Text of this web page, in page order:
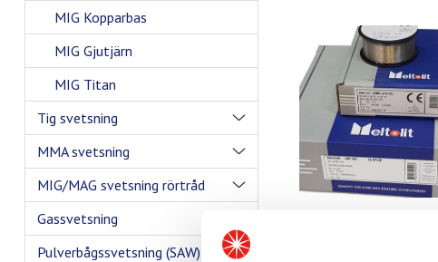
MIG Kopparbas
MIG Gjutjärn
MIG Titan
Tig svetsning
MMA svetsning
MIG/MAG svetsning rörtråd
Gassvetsning
Pulverbågssvetsning (SAW)